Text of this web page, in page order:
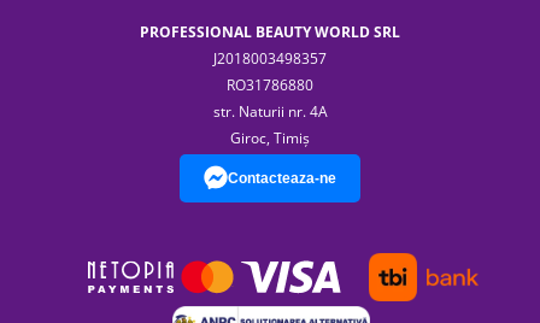
PROFESSIONAL BEAUTY WORLD SRL
J2018003498357
RO31786880
str. Naturii nr. 4A
Giroc, Timiș
Contacteaza-ne